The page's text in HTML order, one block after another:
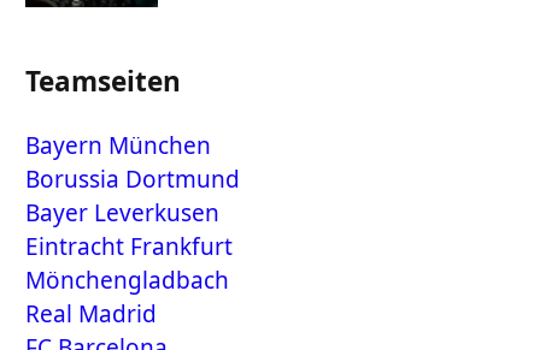
Teamseiten
Bayern München
Borussia Dortmund
Bayer Leverkusen
Eintracht Frankfurt
Mönchengladbach
Real Madrid